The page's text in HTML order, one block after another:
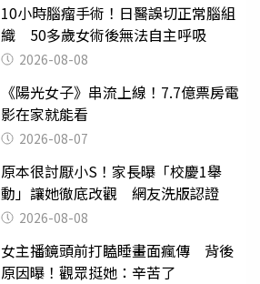
10小時腦瘤手術！日醫誤切正常腦組
織 50多歲女術後無法自主呼吸
2026-08-08
《陽光女子》串流上線！7.7億票房電
影在家就能看
2026-08-07
原本很討厭小S！家長曝「校慶1舉
動」讓她徹底改觀 網友洗版認證
2026-08-08
女主播鏡頭前打瞌睡畫面瘋傳 背後
原因曝！觀眾挺她：辛苦了